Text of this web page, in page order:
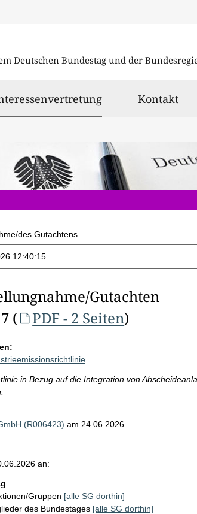
Deutschen Bundestag und der
ausgewählt
Kontakt
des Gutachtens
Gutachten
(
PDF - 2 Seiten)
in Bezug auf die Integration von
(R006423) am 24.06.2026
an:
Gruppen [alle SG dorthin]
des Bundestages [alle SG dorthin]